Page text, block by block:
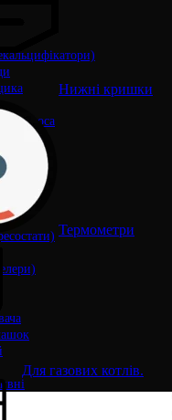
Нижні кришки
Термометри
Для газових котлів.
насоса